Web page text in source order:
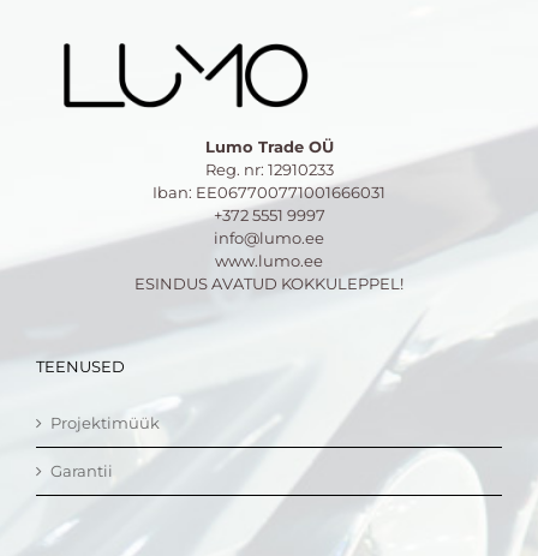
Lumo Trade OÜ
Reg. nr: 12910233
Iban: EE067700771001666031
+372 5551 9997
info@lumo.ee
www.lumo.ee
ESINDUS AVATUD KOKKULEPPEL!
TEENUSED
Projektimüük
Garantii